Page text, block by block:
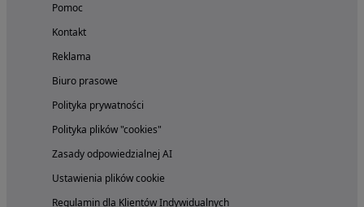
Pomoc
Kontakt
Reklama
Biuro prasowe
Polityka prywatności
Polityka plików "cookies"
Zasady odpowiedzialnej AI
Ustawienia plików cookie
Regulamin dla Klientów Indywidualnych